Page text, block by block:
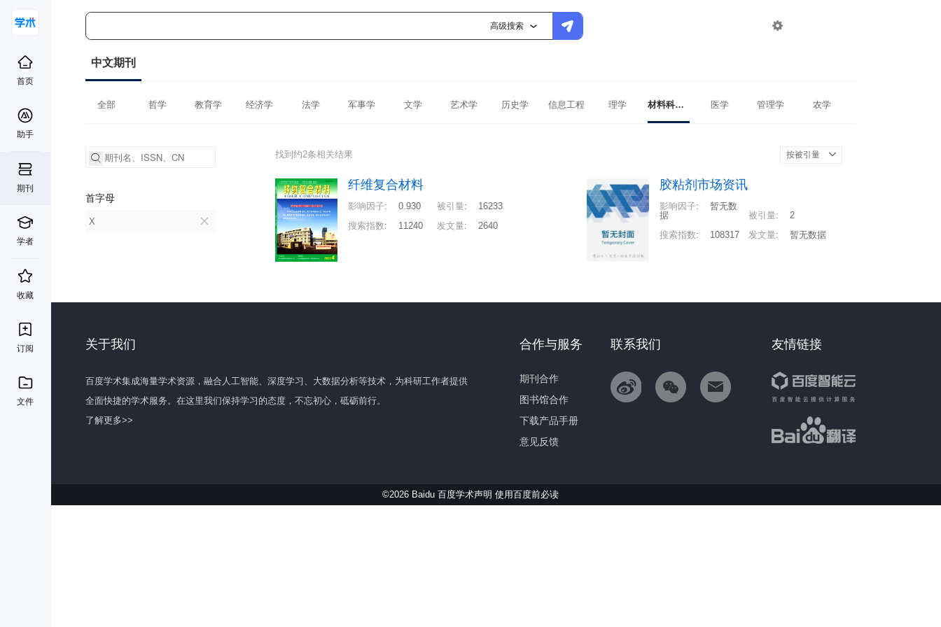
高级搜索 
首页
助手
期刊
学者
收藏
订阅
文件
中文期刊
全部 哲学 教育学 经济学 法学 军事学 文学 艺术学 历史学 信息工程 理学 材料科学与工程 医学 管理学 农学
首字母
X
找到约2条相关结果 按被引量
纤维复合材料
影响因子: 0.930 被引量:
16233
搜索指数: 11240 发文量: 2640
胶粘剂市场资讯
影响因子:
暂无数
据
被引量:
2
搜索指数: 108317 发文量: 暂无数据
关于我们
百度学术集成海量学术资源，融合人工智能、深度学习、大数据分析等技术，为科研工作者提供
全面快捷的学术服务。在这里我们保持学习的态度，不忘初心，砥砺前行。
了解更多>>
友情链接
联系我们
合作与服务
期刊合作
图书馆合作
下载产品手册
意见反馈
©2026 Baidu 百度学术声明 使用百度前必读